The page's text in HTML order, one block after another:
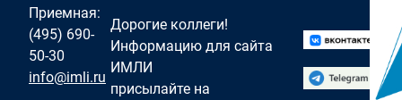
Приемная:
(495) 690-
50-30
info@imli.ru
Дорогие коллеги!
Информацию для сайта
ИМЛИ
присылайте на